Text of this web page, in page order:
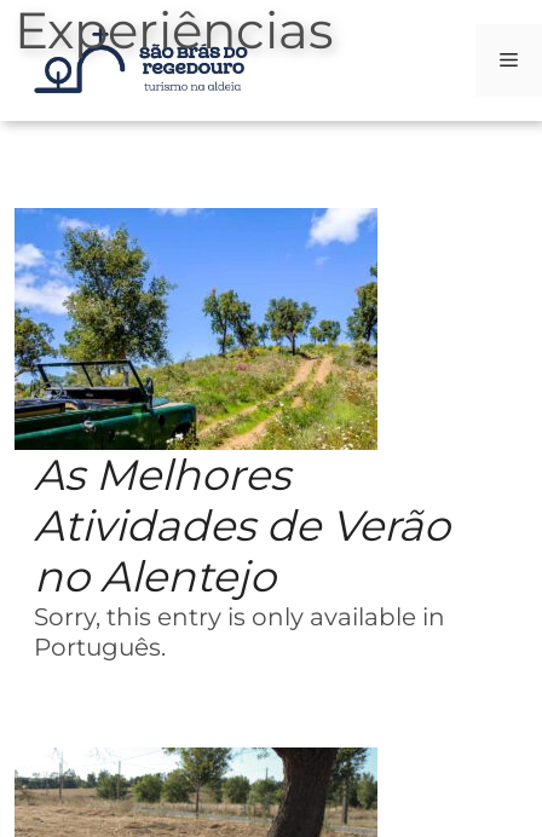
Skip
Experiências
As Melhores
Atividades de Verão
no Alentejo
Sorry, this entry is only available in
Português.